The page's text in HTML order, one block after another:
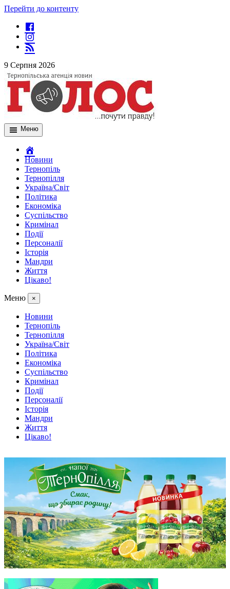
Перейти до контенту
9 Серпня 2026
Меню
Новини
Тернопіль
Тернопілля
Україна/Світ
Політика
Економіка
Суспільство
Кримінал
Події
Персоналії
Історія
Мандри
Життя
Цікаво!
Меню ×
Новини
Тернопіль
Тернопілля
Україна/Світ
Політика
Економіка
Суспільство
Кримінал
Події
Персоналії
Історія
Мандри
Життя
Цікаво!